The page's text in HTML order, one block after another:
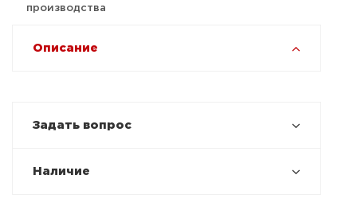
производства
Описание
Задать вопрос
Наличие